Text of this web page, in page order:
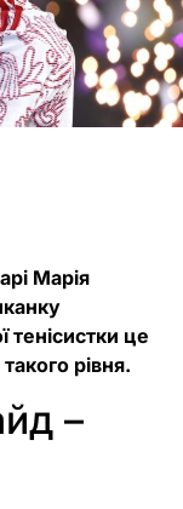
Марія
це
рівня.
–